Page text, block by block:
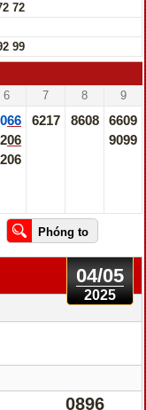
72
99
6 7 8 9
066
6217 8608
6609
9099
04/05
2025
0896